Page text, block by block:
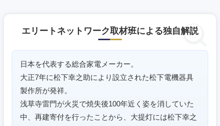
エリートネットワーク取材班による独自解説
日本を代表する総合家電メーカー。
大正7年に松下幸之助により設立された松下電機器具
製作所が発祥。
浅草寺雷門が火災で焼失後100年近く姿を消していた
中、再建寄付を行ったことから、大提灯には松下幸之